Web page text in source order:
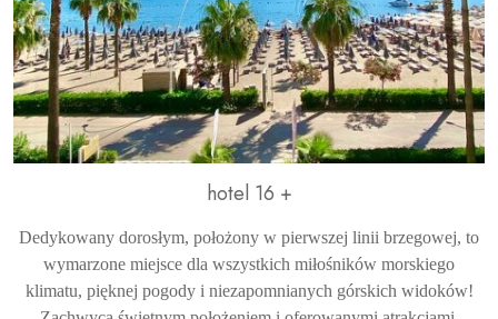
hotel 16 +
Dedykowany dorosłym, położony w pierwszej linii brzegowej, to
wymarzone miejsce dla wszystkich miłośników morskiego
klimatu, pięknej pogody i niezapomnianych górskich widoków!